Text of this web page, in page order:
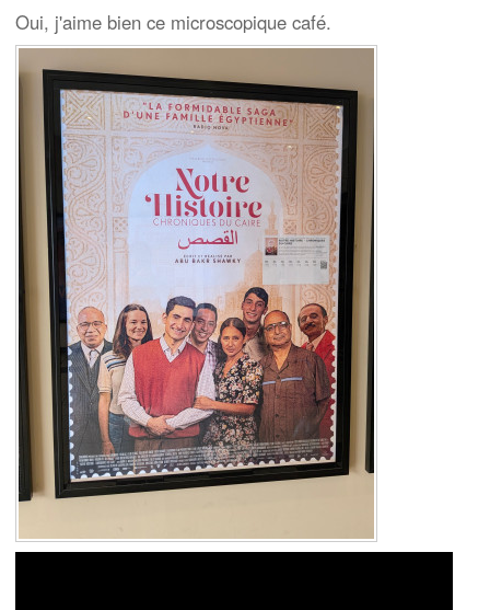
Oui, j'aime bien ce microscopique café.